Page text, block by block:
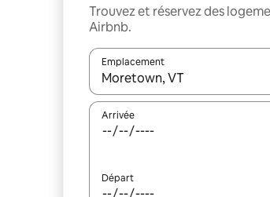
Trouvez et réservez des
Airbnb.
Emplacement
Quand les résultats sont
Arrivée
Départ